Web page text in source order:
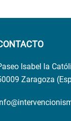
Isabel la
Zaragoza